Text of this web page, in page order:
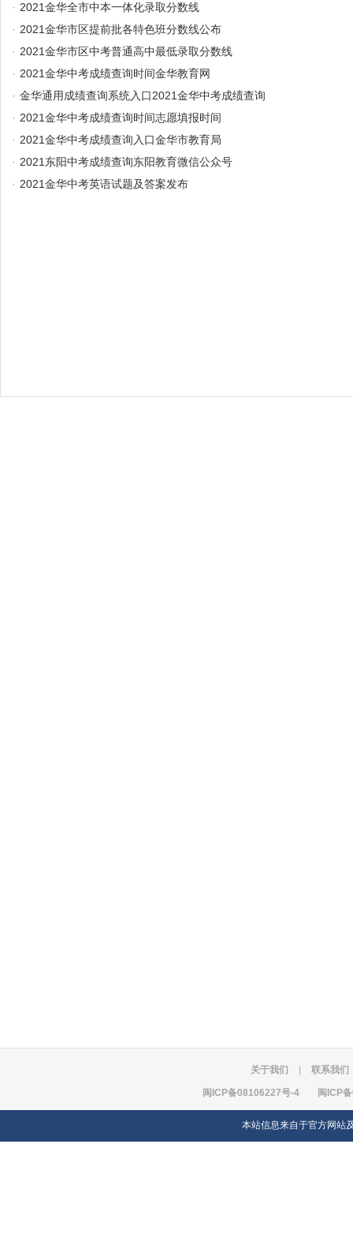
· 2021金华全市中本一体化录取分数线
· 2021金华市区提前批各特色班分数线公布
· 2021金华市区中考普通高中最低录取分数线
· 2021金华中考成绩查询时间金华教育网
· 金华通用成绩查询系统入口2021金华中考成绩查询
· 2021金华中考成绩查询时间志愿填报时间
· 2021金华中考成绩查询入口金华市教育局
· 2021东阳中考成绩查询东阳教育微信公众号
· 2021金华中考英语试题及答案发布
关于我们 联系我们
闽ICP备08106227号-4 闽ICP
本站信息来自于官方网站